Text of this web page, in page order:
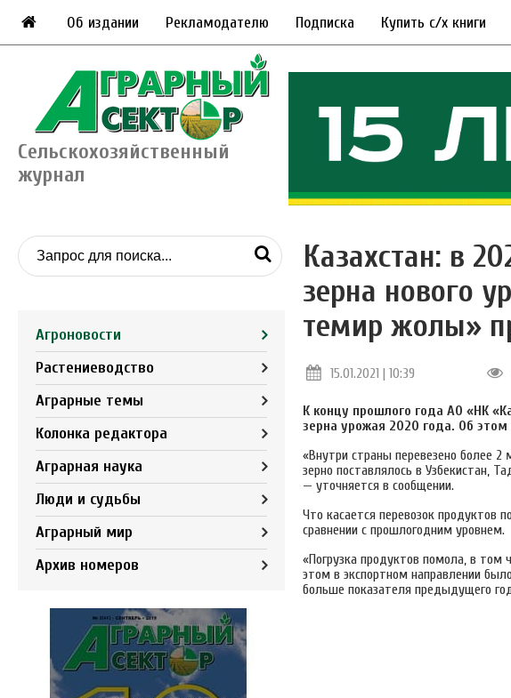
Об издании Рекламодателю Подписка Купить с/х книги
Сельскохозяйственный
журнал
Агроновости
Растениеводство
Аграрные темы
Колонка редактора
Аграрная наука
Люди и судьбы
Аграрный мир
Архив номеров
Казахстан: в
зерна нового
темир жолы»
15.01.2021 | 10:39
К концу прошлого года АО «НК
зерна урожая 2020 года. Об
«Внутри страны перевезено более 2
зерно поставлялось в Узбекистан,
— уточняется в сообщении.
Что касается перевозок продуктов
сравнении с прошлогодним уровнем.
«Погрузка продуктов помола, в том
этом в экспортном направлении
больше показателя предыдущего